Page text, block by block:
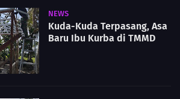
NEWS
Kuda-Kuda Terpasang, Asa
Baru Ibu Kurba di TMMD